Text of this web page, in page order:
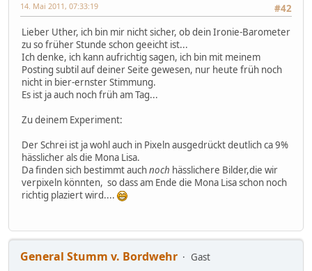
#42
14. Mai 2011, 07:33:19
Lieber Uther, ich bin mir nicht sicher, ob dein Ironie-Barometer
zu so früher Stunde schon geeicht ist...
Ich denke, ich kann aufrichtig sagen, ich bin mit meinem
Posting subtil auf deiner Seite gewesen, nur heute früh noch
nicht in bier-ernster Stimmung.
Es ist ja auch noch früh am Tag...
Zu deinem Experiment:
Der Schrei ist ja wohl auch in Pixeln ausgedrückt deutlich ca 9%
hässlicher als die Mona Lisa.
Da finden sich bestimmt auchnoch hässlichere Bilder,die wir
verpixeln könnten, so dass am Ende die Mona Lisa schon noch
richtig plaziert wird....
General Stumm v. Bordwehr
Gast